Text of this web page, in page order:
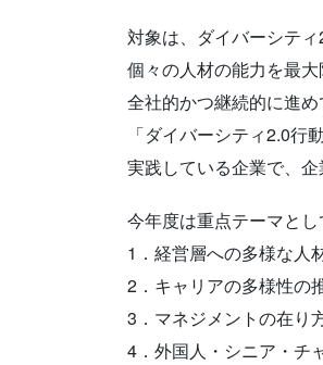
対象は、ダイバーシティ
個々の人材の能力を最
全社的かつ継続的に進
「ダイバーシティ2.0
実践している企業で、企
今年度は重点テーマとし
1．経営層への多様な人
2．キャリアの多様性の
3．マネジメントの在り
4．外国人・シニア・チ